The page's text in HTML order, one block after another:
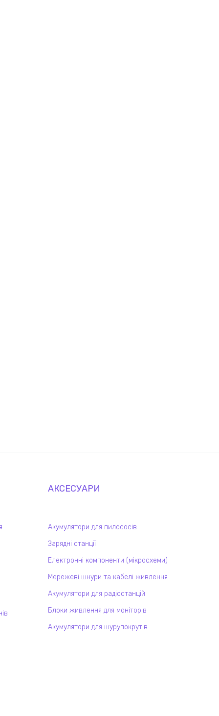
АКСЕСУАРИ
Акумулятори для пилососів
Зарядні станції
Електронні компоненти (мікросхеми)
Мережеві шнури та кабелі живлення
Акумулятори для радіостанцій
Блоки живлення для моніторів
Акумулятори для шурупокрутів